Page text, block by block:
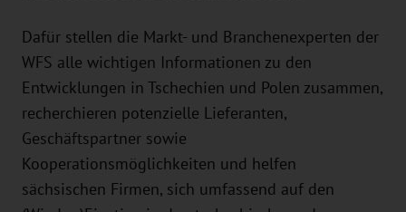
Dafür stellen die Markt- und Branchenexperten der
WFS alle wichtigen Informationen zu den
Entwicklungen in Tschechien und Polen zusammen,
recherchieren potenzielle Lieferanten,
Geschäftspartner sowie
Kooperationsmöglichkeiten und helfen
sächsischen Firmen, sich umfassend auf den